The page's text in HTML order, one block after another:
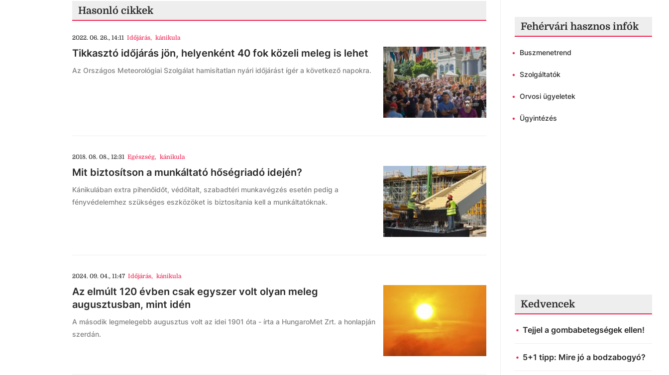
Hasonló cikkek
2022. 06. 26., 14:11 Időjárás, kánikula
Tikkasztó időjárás jön, helyenként 40 fok közeli meleg is lehet
Az Országos Meteorológiai Szolgálat hamisítatlan nyári időjárást ígér a következő napokra.
2018. 08. 08., 12:31 Egészség, kánikula
Mit biztosítson a munkáltató hőségriadó idején?
Kánikulában extra pihenőidőt, védőitalt, szabadtéri munkavégzés esetén pedig a
fényvédelemhez szükséges eszközöket is biztosítania kell a munkáltatóknak.
2024. 09. 04., 11:47 Időjárás, kánikula
Az elmúlt 120 évben csak egyszer volt olyan meleg
augusztusban, mint idén
A második legmelegebb augusztus volt az idei 1901 óta - írta a HungaroMet Zrt. a honlapján
szerdán.
Fehérvári hasznos infók
• Buszmenetrend
• Szolgáltatók
• Orvosi ügyeletek
• Ügyintézés
Kedvencek
Tejjel a gombabetegségek ellen!
5+1 tipp: Mire jó a bodzabogyó?